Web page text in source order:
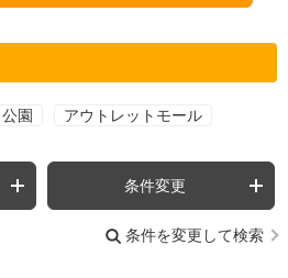
公園 アウトレットモール
条件変更
条件を変更して検索